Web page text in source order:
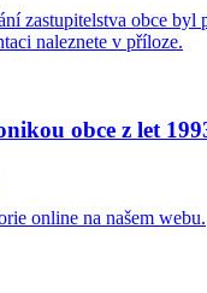
zastupitelstva obce byl
naleznete v příloze.
obce z let
online na našem webu.